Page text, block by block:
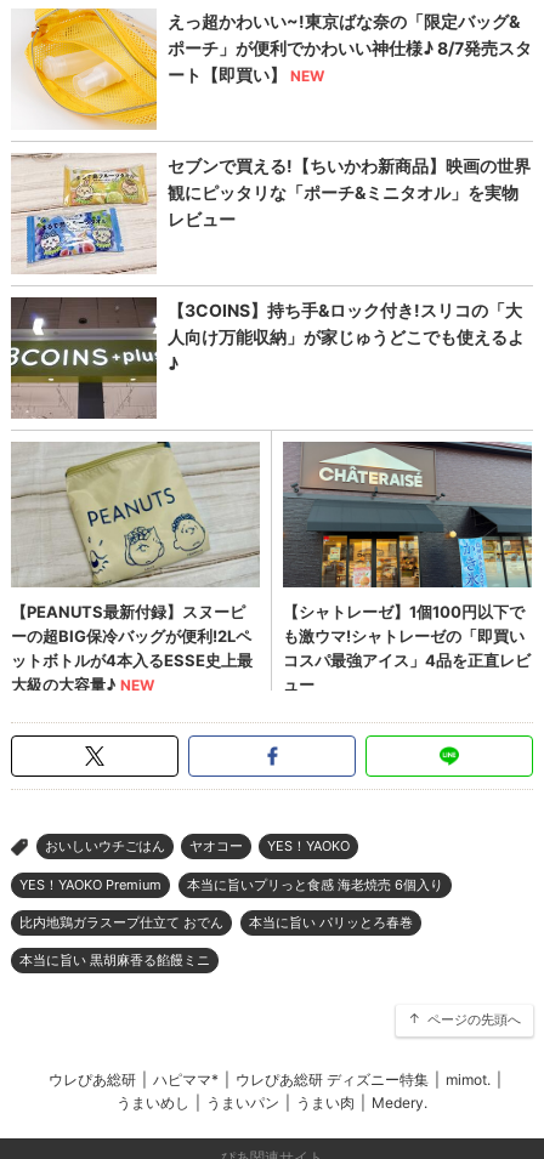
> おいしいウチごはん ヤオコー YES！YAOKO
YES！YAOKO Premium 本当に旨いプリっと食感 海老焼売 6個入り
比内地鶏ガラスープ仕立て おでん 本当に旨い パリッとろ春巻
本当に旨い 黒胡麻香る餡饅ミニ
ページの先頭へ
ウレぴあ総研 ハピママ* ウレぴあ総研 ディズニー特集 mimot.
うまいめし
うまいパン うまい肉 Medery.